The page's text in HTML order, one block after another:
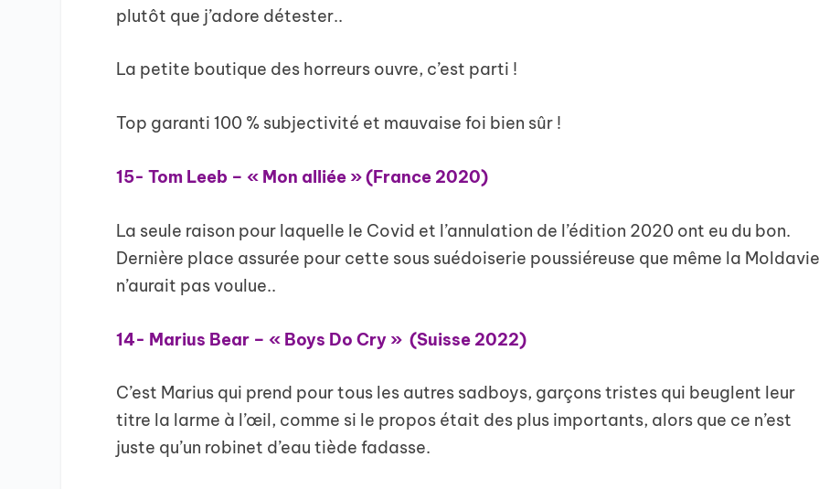
plutôt que j’adore détester..
La petite boutique des horreurs ouvre, c’est parti !
Top garanti 100 % subjectivité et mauvaise foi bien sûr !
15- Tom Leeb – « Mon alliée » (France 2020)
La seule raison pour laquelle le Covid et l’annulation de l’édition 2020 ont eu du bon.
Dernière place assurée pour cette sous suédoiserie poussiéreuse que même la
n’aurait pas voulue..
14- Marius Bear – « Boys Do Cry » (Suisse 2022)
C’est Marius qui prend pour tous les autres sadboys, garçons tristes qui beuglent leur
titre la larme à l’œil, comme si le propos était des plus importants, alors que ce n’est
juste qu’un robinet d’eau tiède fadasse.